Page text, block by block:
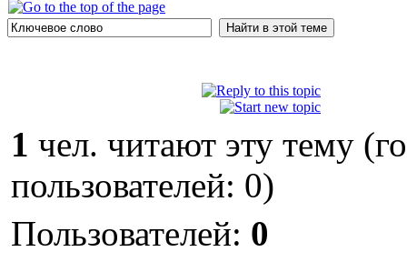
1 чел. читают эту тему
пользователей: 0)
Пользователей: 0